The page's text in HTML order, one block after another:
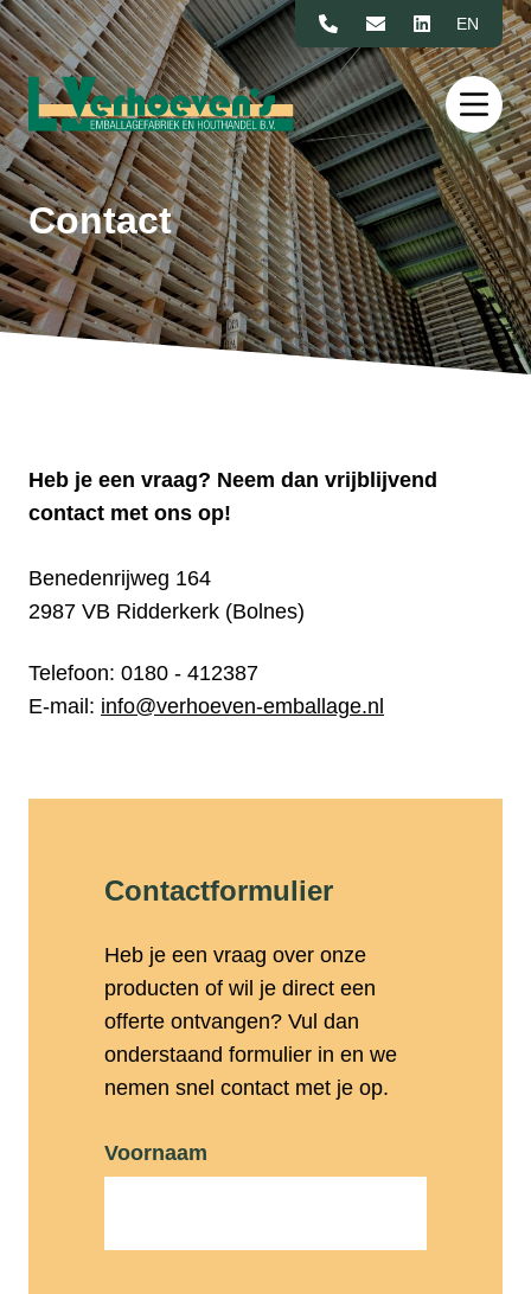
Naar de inhoud EN
Contact
Heb je een vraag? Neem dan vrijblijvend
contact met ons op!
Benedenrijweg 164
2987 VB Ridderkerk (Bolnes)
Telefoon: 0180 - 412387
E-mail: info@verhoeven-emballage.nl
Contactformulier
Heb je een vraag over onze
producten of wil je direct een
offerte ontvangen? Vul dan
onderstaand formulier in en we
nemen snel contact met je op.
Voornaam